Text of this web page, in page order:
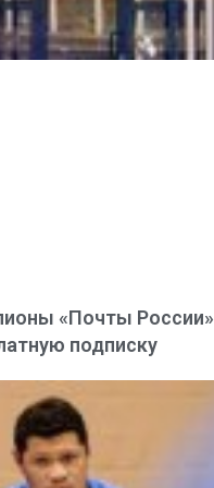
«Почты России»
подписку